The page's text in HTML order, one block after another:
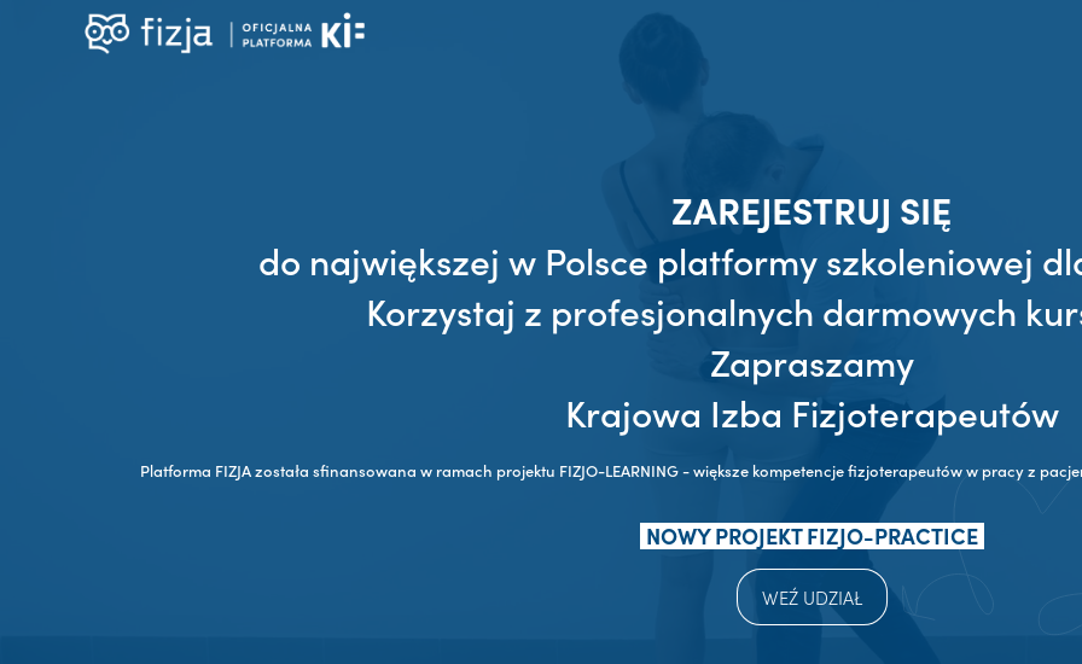
ZAREJESTRUJ SIĘ
do największej w Polsce platformy szkoleniowej
Korzystaj z profesjonalnych darmowych
Zapraszamy
Krajowa Izba Fizjoterapeutów
Platforma FIZJA została sfinansowana w ramach projektu FIZJO-LEARNING - większe kompetencje fizjoterapeutów w pracy z
NOWY PROJEKT FIZJO-PRACTICE
WEŹ UDZIAŁ